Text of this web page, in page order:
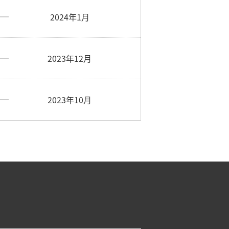
2024年1月
2023年12月
2023年10月